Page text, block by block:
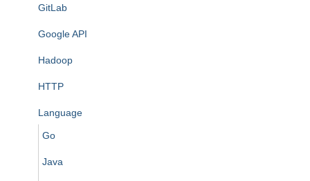
GitLab
Google API
Hadoop
HTTP
Language
Go
Java